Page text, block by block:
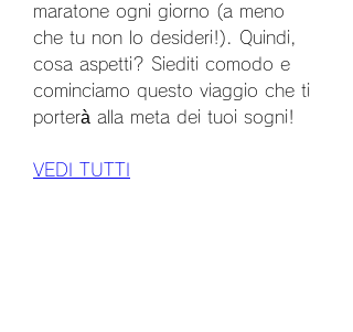
maratone ogni giorno (a meno
che tu non lo desideri!). Quindi,
cosa aspetti? Siediti comodo e
cominciamo questo viaggio che ti
porterà alla meta dei tuoi sogni!
VEDI TUTTI